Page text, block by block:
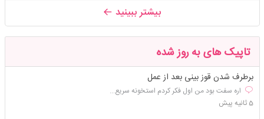
بیشتر ببینید
تاپیک های به روز شده
برطرف شدن قوز بینی بعد از عمل
اره سفت بود من اول فکر کردم استخونه سریع...
5 ثانیه پیش